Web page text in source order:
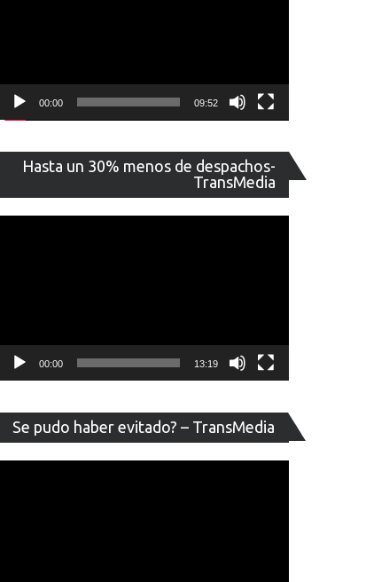
00:00 09:52
Hasta un 30% menos de despachos-
TransMedia
de
vídeo
00:00 13:19
Se pudo haber evitado? – TransMedia
de
vídeo